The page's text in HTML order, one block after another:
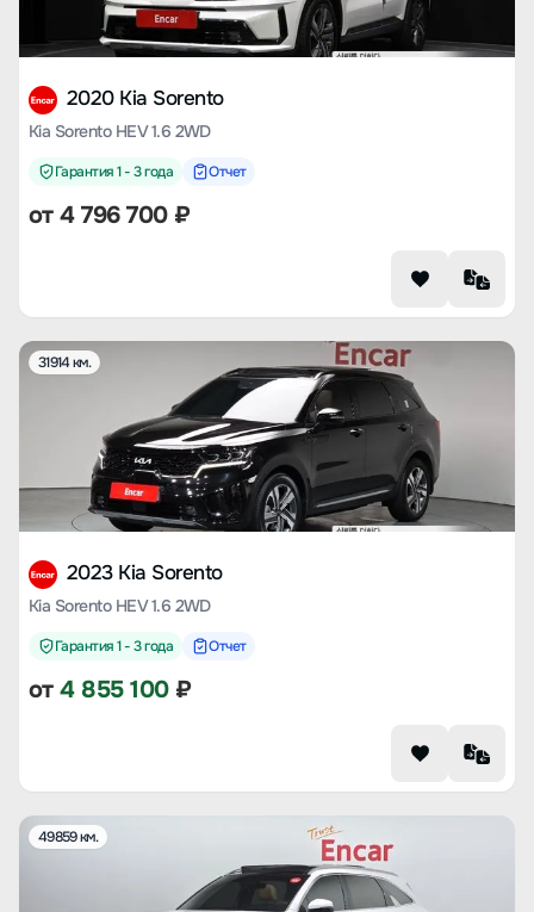
2020 Kia Sorento
Kia Sorento HEV 1.6 2WD
Гарантия 1 - 3 года Отчет
от4 796 700₽
31914 км.
2023 Kia Sorento
Kia Sorento HEV 1.6 2WD
Гарантия 1 - 3 года Отчет
от4 855 100₽
49859 км.